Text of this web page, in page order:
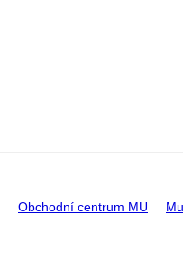
Obchodní centrum MU